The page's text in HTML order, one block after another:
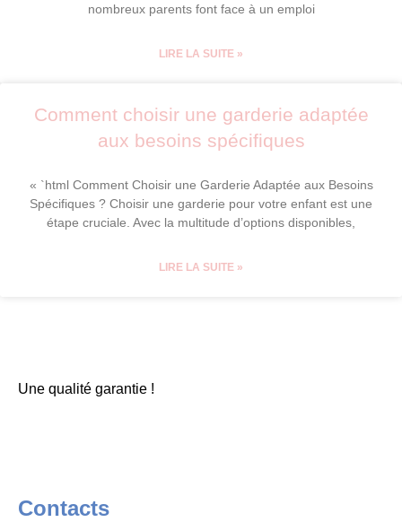
nombreux parents font face à un emploi
LIRE LA SUITE »
Comment choisir une garderie adaptée
aux besoins spécifiques
« `html Comment Choisir une Garderie Adaptée aux Besoins
Spécifiques ? Choisir une garderie pour votre enfant est une
étape cruciale. Avec la multitude d’options disponibles,
LIRE LA SUITE »
Une qualité garantie !
Contacts